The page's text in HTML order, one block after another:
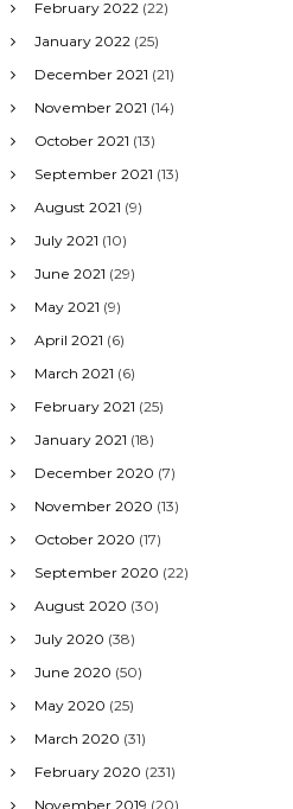
February 2022 (22)
January 2022 (25)
December 2021 (21)
November 2021 (14)
October 2021 (13)
September 2021 (13)
August 2021 (9)
July 2021 (10)
June 2021 (29)
May 2021 (9)
April 2021 (6)
March 2021 (6)
February 2021 (25)
January 2021 (18)
December 2020 (7)
November 2020 (13)
October 2020 (17)
September 2020 (22)
August 2020 (30)
July 2020 (38)
June 2020 (50)
May 2020 (25)
March 2020 (31)
February 2020 (231)
November 2019 (20)